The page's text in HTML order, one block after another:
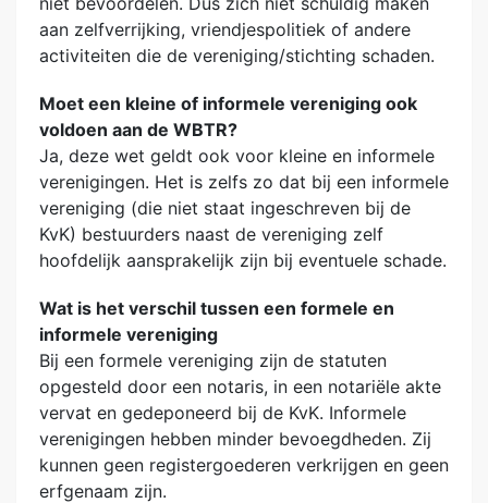
aan zelfverrijking, vriendjespolitiek of andere
activiteiten die de vereniging/stichting schaden.
Moet een kleine of informele vereniging ook
voldoen aan de WBTR?
Ja, deze wet geldt ook voor kleine en informele
verenigingen. Het is zelfs zo dat bij een informele
vereniging (die niet staat ingeschreven bij de
KvK) bestuurders naast de vereniging zelf
hoofdelijk aansprakelijk zijn bij eventuele schade.
Wat is het verschil tussen een formele en
informele vereniging
Bij een formele vereniging zijn de statuten
opgesteld door een notaris, in een notariële akte
vervat en gedeponeerd bij de KvK. Informele
verenigingen hebben minder bevoegdheden. Zij
kunnen geen registergoederen verkrijgen en geen
erfgenaam zijn.